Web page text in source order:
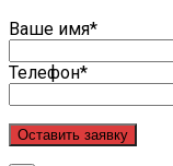
Ваше имя*
Телефон*